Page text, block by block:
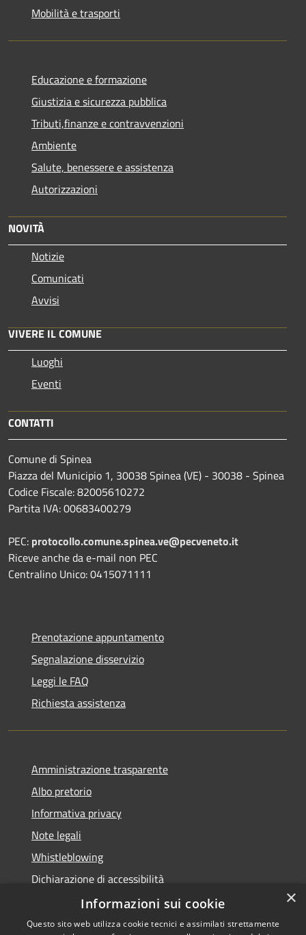
Mobilità e trasporti
Educazione e formazione
Giustizia e sicurezza pubblica
Tributi,finanze e contravvenzioni
Ambiente
Salute, benessere e assistenza
Autorizzazioni
NOVITÀ
Notizie
Comunicati
Avvisi
VIVERE IL COMUNE
Luoghi
Eventi
CONTATTI
Comune di Spinea
Piazza del Municipio 1, 30038 Spinea (VE) - 30038 - Spinea
Codice Fiscale: 82005610272
Partita IVA: 00683400279
PEC: protocollo.comune.spinea.ve@pecveneto.it
Riceve anche da e-mail non PEC
Centralino Unico: 0415071111
Prenotazione appuntamento
Segnalazione disservizio
Leggi le FAQ
Richiesta assistenza
Amministrazione trasparente
Albo pretorio
Informativa privacy
Note legali
Whistleblowing
Dichiarazione di accessibilità
Obiettivi di accessibilità
×
Informazioni sui cookie
Questo sito web utilizza cookie tecnici e assimilati strettamente